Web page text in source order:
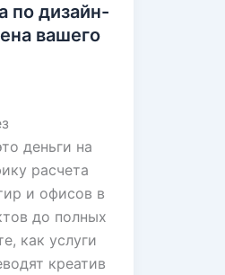
по дизайн-
вашего
деньги на
расчета
и офисов в
до полных
как услуги
креатив